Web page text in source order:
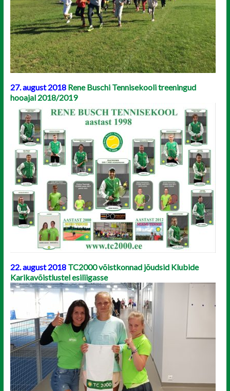
27. august 2018 Rene Buschi Tennisekooli treeningud
hooajal 2018/2019
22. august 2018 TC2000 võistkonnad jõudsid Klubide
Karikavõistlustel esiliigasse